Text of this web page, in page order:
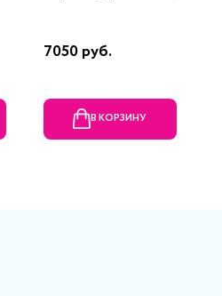
7050 руб.
В КОРЗИНУ